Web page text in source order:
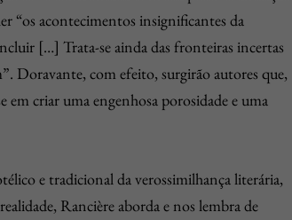
“os acontecimentos insignificantes da
[…] Trata-se ainda das fronteiras incertas
Doravante, com efeito, surgirão autores que,
em criar uma engenhosa porosidade e uma
e tradicional da verossimilhança literária,
Rancière aborda e nos lembra de